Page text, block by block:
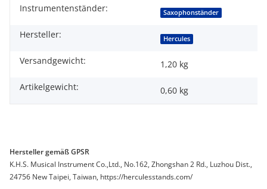
Produkteigenschaft
Wert
Instrumentenständer: Saxophonständer
Hersteller: Hercules
Versandgewicht:
1,20 kg
Artikelgewicht:
0,60 kg
Hersteller gemäß GPSR
K.H.S. Musical Instrument Co.,Ltd., No.162, Zhongshan 2 Rd., Luzhou Dist.,
24756 New Taipei, Taiwan, https://herculesstands.com/